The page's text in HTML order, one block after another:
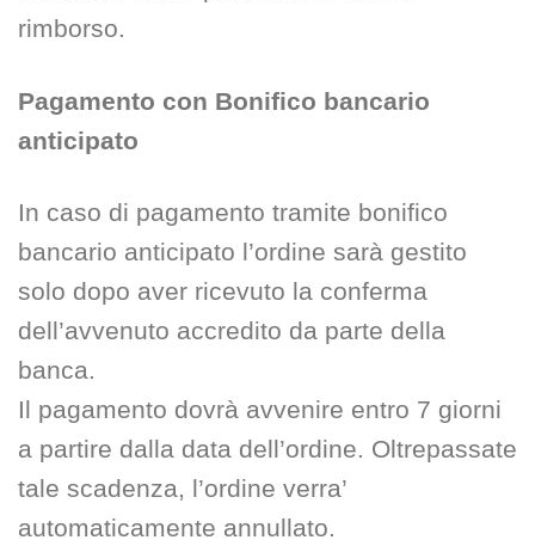
rimborso.
Pagamento con Bonifico bancario
anticipato
In caso di pagamento tramite bonifico
bancario anticipato l’ordine sarà gestito
solo dopo aver ricevuto la conferma
dell’avvenuto accredito da parte della
banca.
Il pagamento dovrà avvenire entro 7 giorni
a partire dalla data dell’ordine. Oltrepassate
tale scadenza, l’ordine verra’
automaticamente annullato.